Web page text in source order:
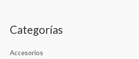
a
rCategorías
Accesorios
p